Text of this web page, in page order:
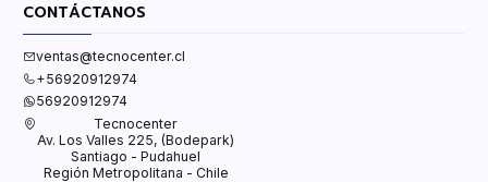
CONTÁCTANOS
ventas@tecnocenter.cl
+56920912974
56920912974
Tecnocenter
Av. Los Valles 225, (Bodepark)
Santiago - Pudahuel
Región Metropolitana - Chile